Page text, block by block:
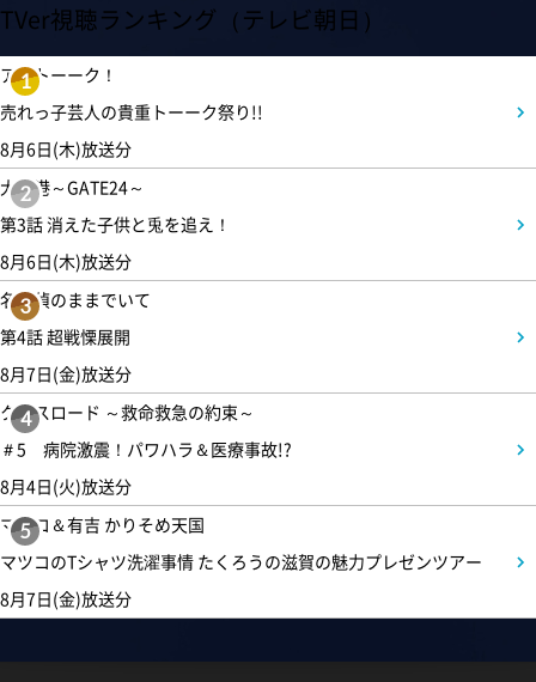
TVer視聴ランキング（テレビ朝日）
1
アメトーーク！
売れっ子芸人の貴重トーーク祭り!!
8月6日(木)放送分
2
大空港～GATE24～
第3話 消えた子供と兎を追え！
8月6日(木)放送分
3
名探偵のままでいて
第4話 超戦慄展開
8月7日(金)放送分
4
クロスロード ～救命救急の約束～
＃5 病院激震！パワハラ＆医療事故!?
8月4日(火)放送分
5
マツコ＆有吉 かりそめ天国
マツコのTシャツ洗濯事情 たくろうの滋賀の魅力プレゼンツアー
8月7日(金)放送分